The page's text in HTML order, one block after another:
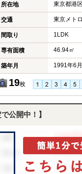
所在地 東京都港
交通 東京メト
間取り 1LDK
専有面積 46.94㎡
築年月 1991年6月
19枚
公開中！】